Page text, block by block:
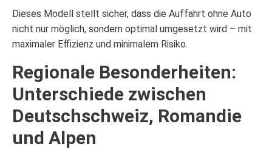
Dieses Modell stellt sicher, dass die Auffahrt ohne Auto
nicht nur möglich, sondern optimal umgesetzt wird – mit
maximaler Effizienz und minimalem Risiko.
Regionale Besonderheiten:
Unterschiede zwischen
Deutschschweiz, Romandie
und Alpen